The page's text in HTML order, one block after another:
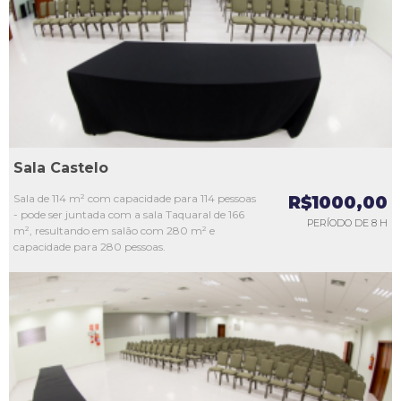
L3
L4
Sala Castelo
Sala de 114 m² com capacidade para 114 pessoas
- pode ser juntada com a sala Taquaral de 166
m², resultando em salão com 280 m² e
capacidade para 280 pessoas.
R$1000,00
PERÍODO DE 8 H
L3
L4